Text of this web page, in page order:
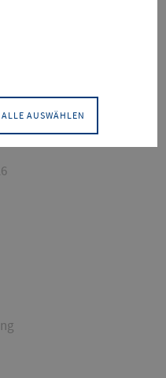
Soziale Arbeit
ALLE AUSWÄHLEN